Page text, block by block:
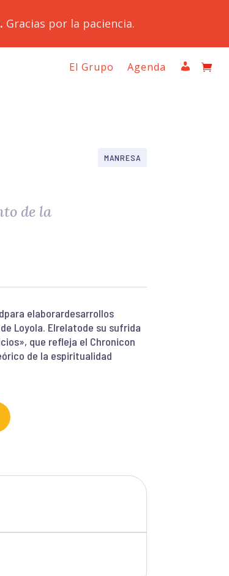
Gracias por la paciencia.
El Grupo Agenda
MANRESA
de la
elaborardesarrollos
Loyola. Elrelatode su sufrida
que refleja el Chronicon
de la espiritualidad